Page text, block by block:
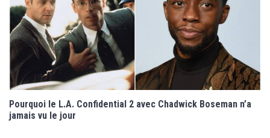
Pourquoi le L.A. Confidential 2 avec Chadwick Boseman n’a
jamais vu le jour